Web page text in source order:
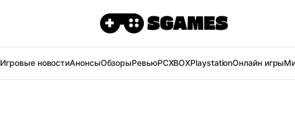
Игровые новостиАнонсыОбзорыРевьюPCXBOXPlaystationОнлайн игры